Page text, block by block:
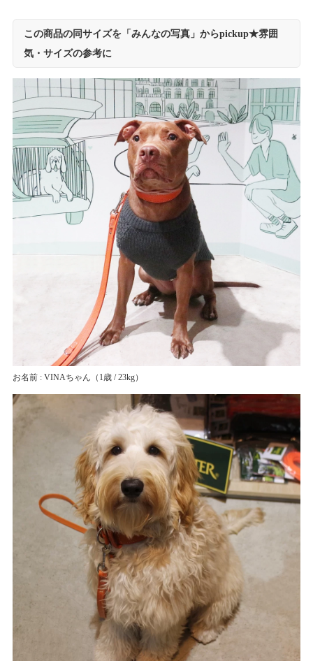
この商品の同サイズを「みんなの写真」からpickup★雰囲
気・サイズの参考に
お名前 : VINAちゃん （1歳 / 23kg）